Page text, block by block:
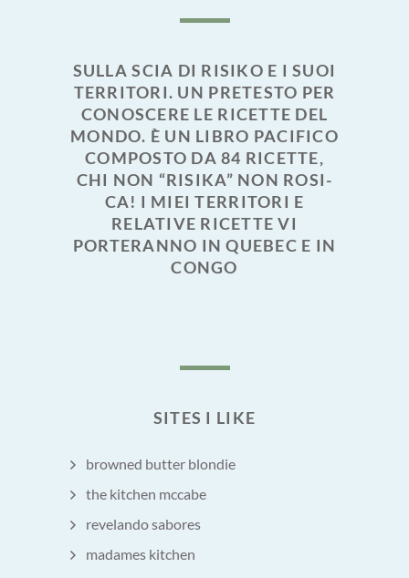
SULLA SCIA DI RISIKO E I SUOI
TERRITORI. UN PRETESTO PER
CONOSCERE LE RICETTE DEL
MONDO. È UN LIBRO PACIFICO
COMPOSTO DA 84 RICETTE,
CHI NON “RISIKA” NON ROSI-
CA! I MIEI TERRITORI E
RELATIVE RICETTE VI
PORTERANNO IN QUEBEC E IN
CONGO
SITES I LIKE
browned butter blondie
the kitchen mccabe
revelando sabores
madames kitchen